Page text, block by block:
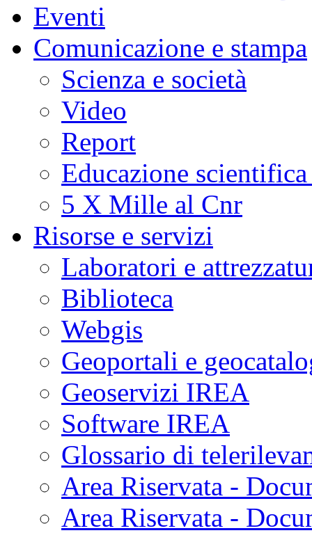
Eventi
Comunicazione e stampa
Scienza e società
Video
Report
Educazione
5 X Mille al Cnr
Risorse e servizi
Laboratori e
Biblioteca
Webgis
Geoportali e
Geoservizi IREA
Software IREA
Glossario di
Area Riservata -
Area Riservata -